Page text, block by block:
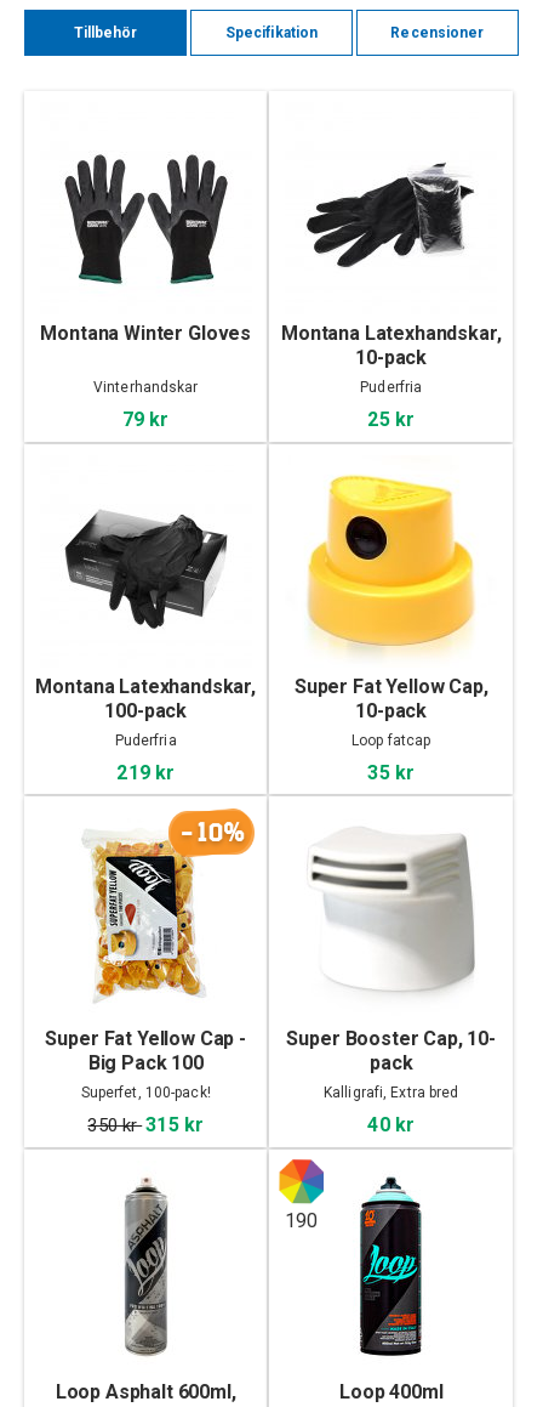
Tillbehör Specifikation Recensioner
Montana Winter Gloves
Vinterhandskar
79 kr
Montana Latexhandskar,
10-pack
Puderfria
25 kr
Montana Latexhandskar,
100-pack
Puderfria
219 kr
Super Fat Yellow Cap,
10-pack
Loop fatcap
35 kr
-10%
Super Fat Yellow Cap -
Big Pack 100
Superfet, 100-pack!
350 kr315 kr
Super Booster Cap, 10-
pack
Kalligrafi, Extra bred
40 kr
Loop Asphalt 600ml,
190
Loop 400ml